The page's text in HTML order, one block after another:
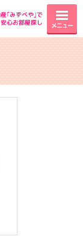
｢みずべや｣で
安心お部屋探し
メニュー